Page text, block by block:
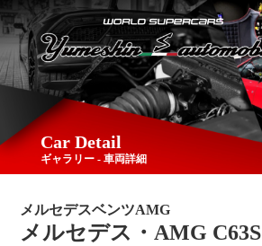
Car Detail
ギャラリー - 車両詳細
メルセデスベンツAMG
メルセデス・AMG C63S